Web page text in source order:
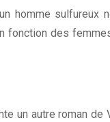
homme sulfureux
fonction des
un autre roman de